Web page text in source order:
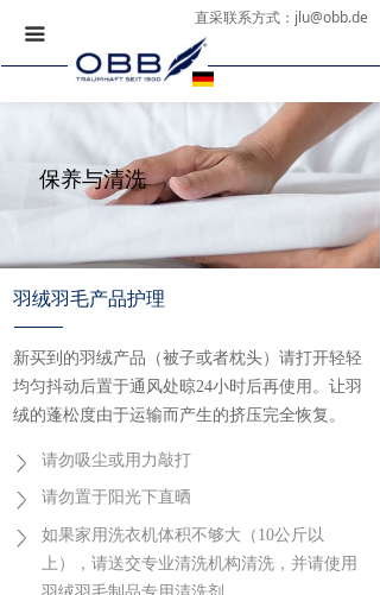
끀
直采联系方式： jlu@obb.de
保养与清洗
羽绒羽毛产品护理
新买到的羽绒产品（被子或者枕头）请打开轻轻
均匀抖动后置于通风处晾24小时后再使用。让羽
绒的蓬松度由于运输而产生的挤压完全恢复。
请勿吸尘或用力敲打
请勿置于阳光下直晒
如果家用洗衣机体积不够大（10公斤以
上），请送交专业清洗机构清洗，并请使用